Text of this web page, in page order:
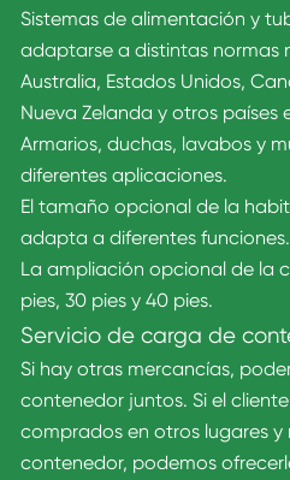
Sistemas de alimentación y
adaptarse a distintas normas
Australia, Estados Unidos,
Nueva Zelanda y otros países
Armarios, duchas, lavabos y
diferentes aplicaciones.
El tamaño opcional de la
adapta a diferentes funciones.
La ampliación opcional de la
pies, 30 pies y 40 pies.
Servicio de carga de
Si hay otras mercancías,
contenedor juntos. Si el
comprados en otros lugares
contenedor, podemos